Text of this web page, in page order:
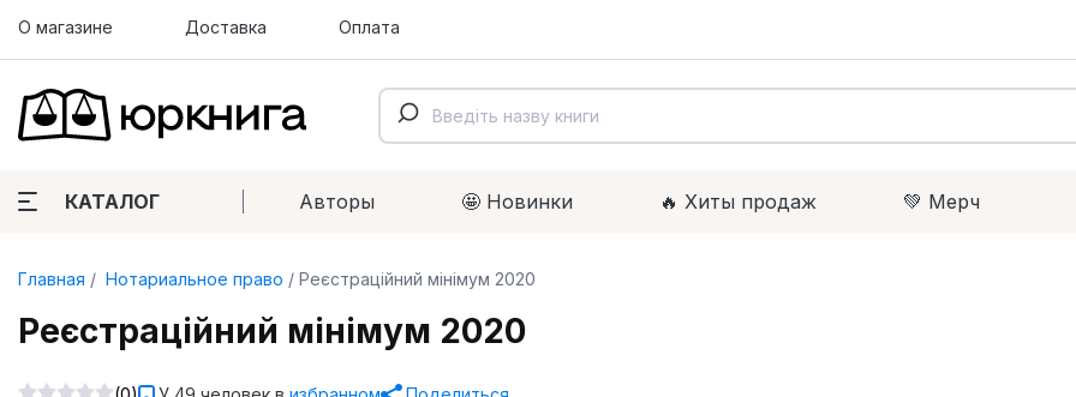
О магазине Доставка Оплата
КАТАЛОГ Авторы 🤩 Новинки 🔥 Xиты продаж 💚 Мерч
Главная Нотариальное право Реєстраційний мінімум 2020
Реєстраційний мінімум 2020